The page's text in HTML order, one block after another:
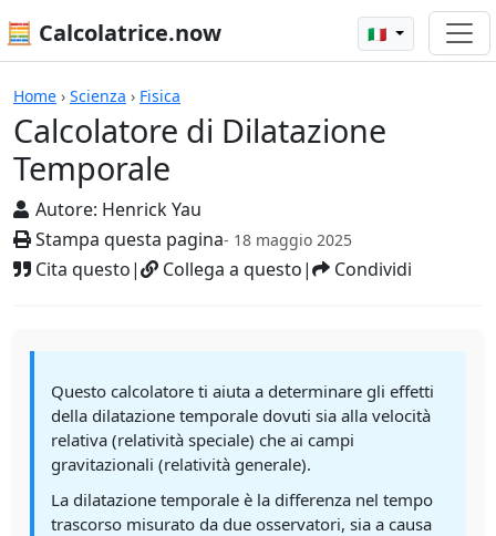
🧮 Calcolatrice.now 🇮🇹
Home › Scienza › Fisica
Calcolatore di Dilatazione
Temporale
Autore: Henrick Yau
Stampa questa pagina- 18 maggio 2025
Cita questo| Collega a questo| Condividi
Calcolatrici
Questo calcolatore ti aiuta a determinare gli effetti
della dilatazione temporale dovuti sia alla velocità
relativa (relatività speciale) che ai campi
gravitazionali (relatività generale).
La dilatazione temporale è la differenza nel tempo
trascorso misurato da due osservatori, sia a causa